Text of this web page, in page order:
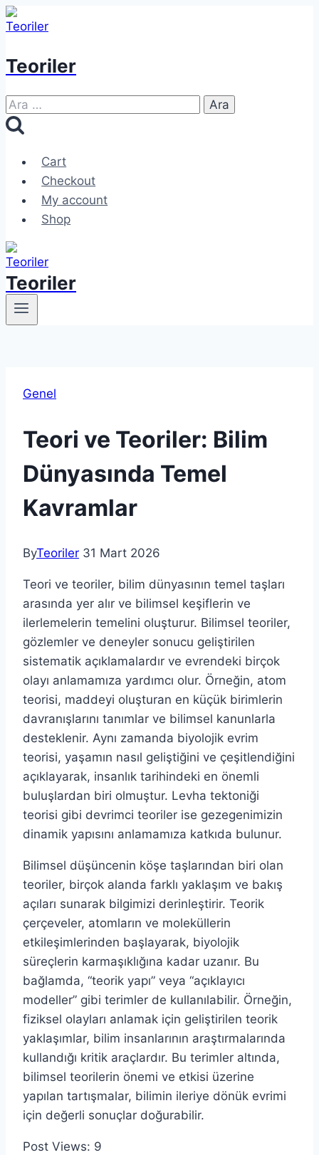
Skip
to
Teoriler
Arama:
Cart
Checkout
My account
Shop
Teoriler
Genel
Teori ve Teoriler: Bilim
Dünyasında Temel
Kavramlar
ByTeoriler 31 Mart 2026
Teori ve teoriler, bilim dünyasının temel taşları
arasında yer alır ve bilimsel keşiflerin ve
ilerlemelerin temelini oluşturur. Bilimsel teoriler,
gözlemler ve deneyler sonucu geliştirilen
sistematik açıklamalardır ve evrendeki birçok
olayı anlamamıza yardımcı olur. Örneğin, atom
teorisi, maddeyi oluşturan en küçük birimlerin
davranışlarını tanımlar ve bilimsel kanunlarla
desteklenir. Aynı zamanda biyolojik evrim
teorisi, yaşamın nasıl geliştiğini ve çeşitlendiğini
açıklayarak, insanlık tarihindeki en önemli
buluşlardan biri olmuştur. Levha tektoniği
teorisi gibi devrimci teoriler ise gezegenimizin
dinamik yapısını anlamamıza katkıda bulunur.
Bilimsel düşüncenin köşe taşlarından biri olan
teoriler, birçok alanda farklı yaklaşım ve bakış
açıları sunarak bilgimizi derinleştirir. Teorik
çerçeveler, atomların ve moleküllerin
etkileşimlerinden başlayarak, biyolojik
süreçlerin karmaşıklığına kadar uzanır. Bu
bağlamda, “teorik yapı” veya “açıklayıcı
modeller” gibi terimler de kullanılabilir. Örneğin,
fiziksel olayları anlamak için geliştirilen teorik
yaklaşımlar, bilim insanlarının araştırmalarında
kullandığı kritik araçlardır. Bu terimler altında,
bilimsel teorilerin önemi ve etkisi üzerine
yapılan tartışmalar, bilimin ileriye dönük evrimi
için değerli sonuçlar doğurabilir.
Post Views: 9